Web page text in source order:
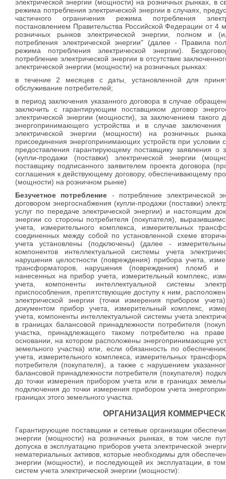
электрической энергии (мощности) на розничных рынках, в
режима потребления электрической энергии в случаях,
частичного ограничения режима потребления
постановлением Правительства Российской Федерации от
розничных рынков электрической энергии, полном и
потребления электрической энергии" (далее - Правила
режима потребления электрической энергии).
потребление электрической энергии в отсутствие
электрической энергии (мощности) на розничных рынках:
в течение 2 месяцев с даты, установленной для
обслуживание потребителей;
в период заключения указанного договора в случае
заключить с гарантирующим поставщиком договор
электрической энергии (мощности), за заключением такого
энергопринимающего устройства и в случае
электрической энергии (мощности) на розничных
присоединения энергопринимающих устройств при условии
предоставления гарантирующему поставщику заявления о
(купли-продажи (поставки) электрической энергии
поставщику подписанного заявителем проекта договора
соглашения к действующему договору, обеспечивающему
(мощности) на розничном рынке)
Безучетное потребление - потребление электрической
договором энергоснабжения (купли-продажи (поставки)
услуг по передаче электрической энергии) и настоящим
энергии со стороны потребителя (покупателя),
учета, измерительного комплекса, измерительных
соединенных между собой по установленной схеме
учета установлены (подключены) (далее -
компонентов интеллектуальной системы учета
нарушения целостности (повреждения) прибора учета,
трансформаторов, нарушения (повреждения) пломб и
нанесенных на прибор учета, измерительный комплекс,
учета, компоненты интеллектуальной системы
приспособления, препятствующие доступу к ним,
электрической энергии (точки измерения прибором
документом прибор учета, измерительный комплекс,
учета, компоненты интеллектуальной системы учета
в границах балансовой принадлежности потребителя
участка, принадлежащего такому потребителю на
основании, на котором расположены энергопринимающие
земельного участка) или, если обязанность по
учета, измерительного комплекса, измерительных
потребителя (покупателя), а также с нарушением
балансовой принадлежности потребителя (покупателя)
до точки измерения прибором учета или в границах
подключения до точки измерения прибором учета
границах этого земельного участка.
ОРГАНИЗАЦИЯ
Гарантирующие поставщики и сетевые организации
энергии (мощности) на розничных рынках, в том числе
допуска в эксплуатацию приборов учета электрической
нематериальных активов, которые необходимы для
энергии (мощности), и последующей их эксплуатации, в
систем учета электрической энергии (мощности):